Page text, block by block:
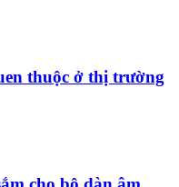
thuộc ở thị trường